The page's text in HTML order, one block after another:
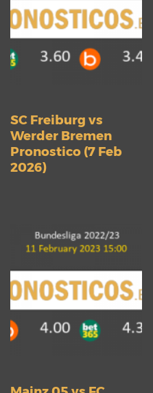
SC Freiburg vs
Werder Bremen
Pronostico (7 Feb
2026)